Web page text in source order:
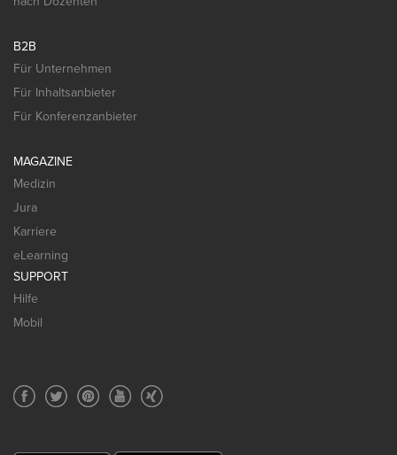
B2B
Für Unternehmen
Für Inhaltsanbieter
Für Konferenzanbieter
MAGAZINE
Medizin
Jura
Karriere
eLearning
SUPPORT
Hilfe
Mobil